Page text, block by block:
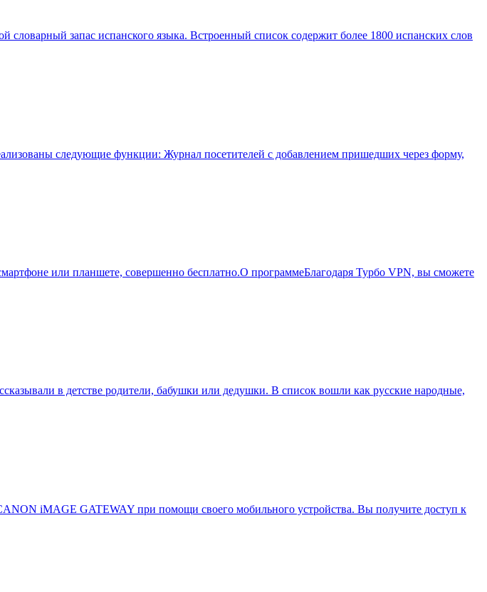
словарный запас испанского языка. Встроенный список содержит более 1800 испанских слов
следующие функции: Журнал посетителей с добавлением пришедших через форму,
или планшете, совершенно бесплатно.О программеБлагодаря Турбо VPN, вы сможете
в детстве родители, бабушки или дедушки. В список вошли как русские народные,
iMAGE GATEWAY при помощи своего мобильного устройства. Вы получите доступ к